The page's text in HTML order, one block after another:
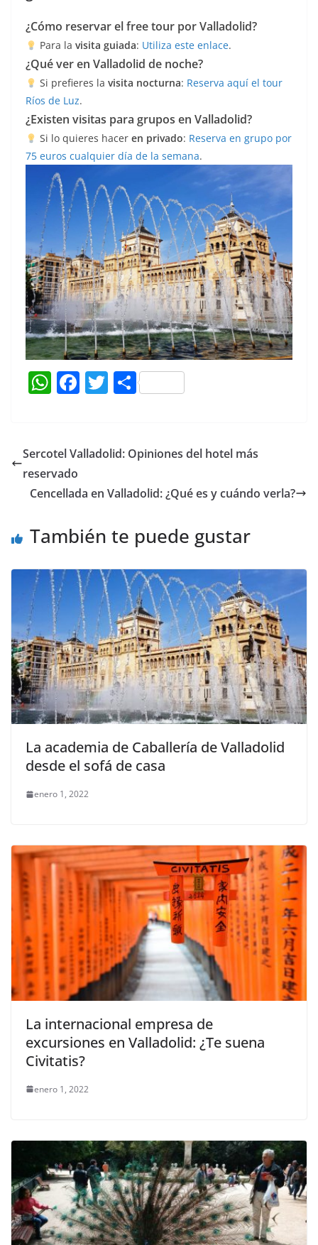
¿Cómo reservar el free tour por Valladolid?
Para la visita guiada: Utiliza este enlace.
¿Qué ver en Valladolid de noche?
Si prefieres la visita nocturna: Reserva aquí el tour
Ríos de Luz.
¿Existen visitas para grupos en Valladolid?
Si lo quieres hacer en privado: Reserva en grupo por
75 euros cualquier día de la semana.
W
s
A
p
F
e
o
k
T
er
C
p
tir
Sercotel Valladolid: Opiniones del hotel más
reservado
Cencellada en Valladolid: ¿Qué es y cuándo verla?
También te puede gustar
La academia de Caballería de Valladolid
desde el sofá de casa
enero 1, 2022
La internacional empresa de
excursiones en Valladolid: ¿Te suena
Civitatis?
enero 1, 2022